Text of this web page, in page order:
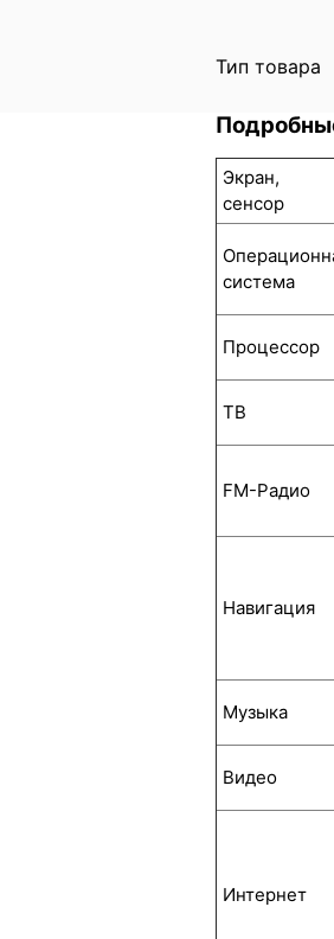
Тип товара
Экран,
сенсор
система
Процессор
ТВ
FM-Радио
Навигация
Музыка
Видео
Интернет